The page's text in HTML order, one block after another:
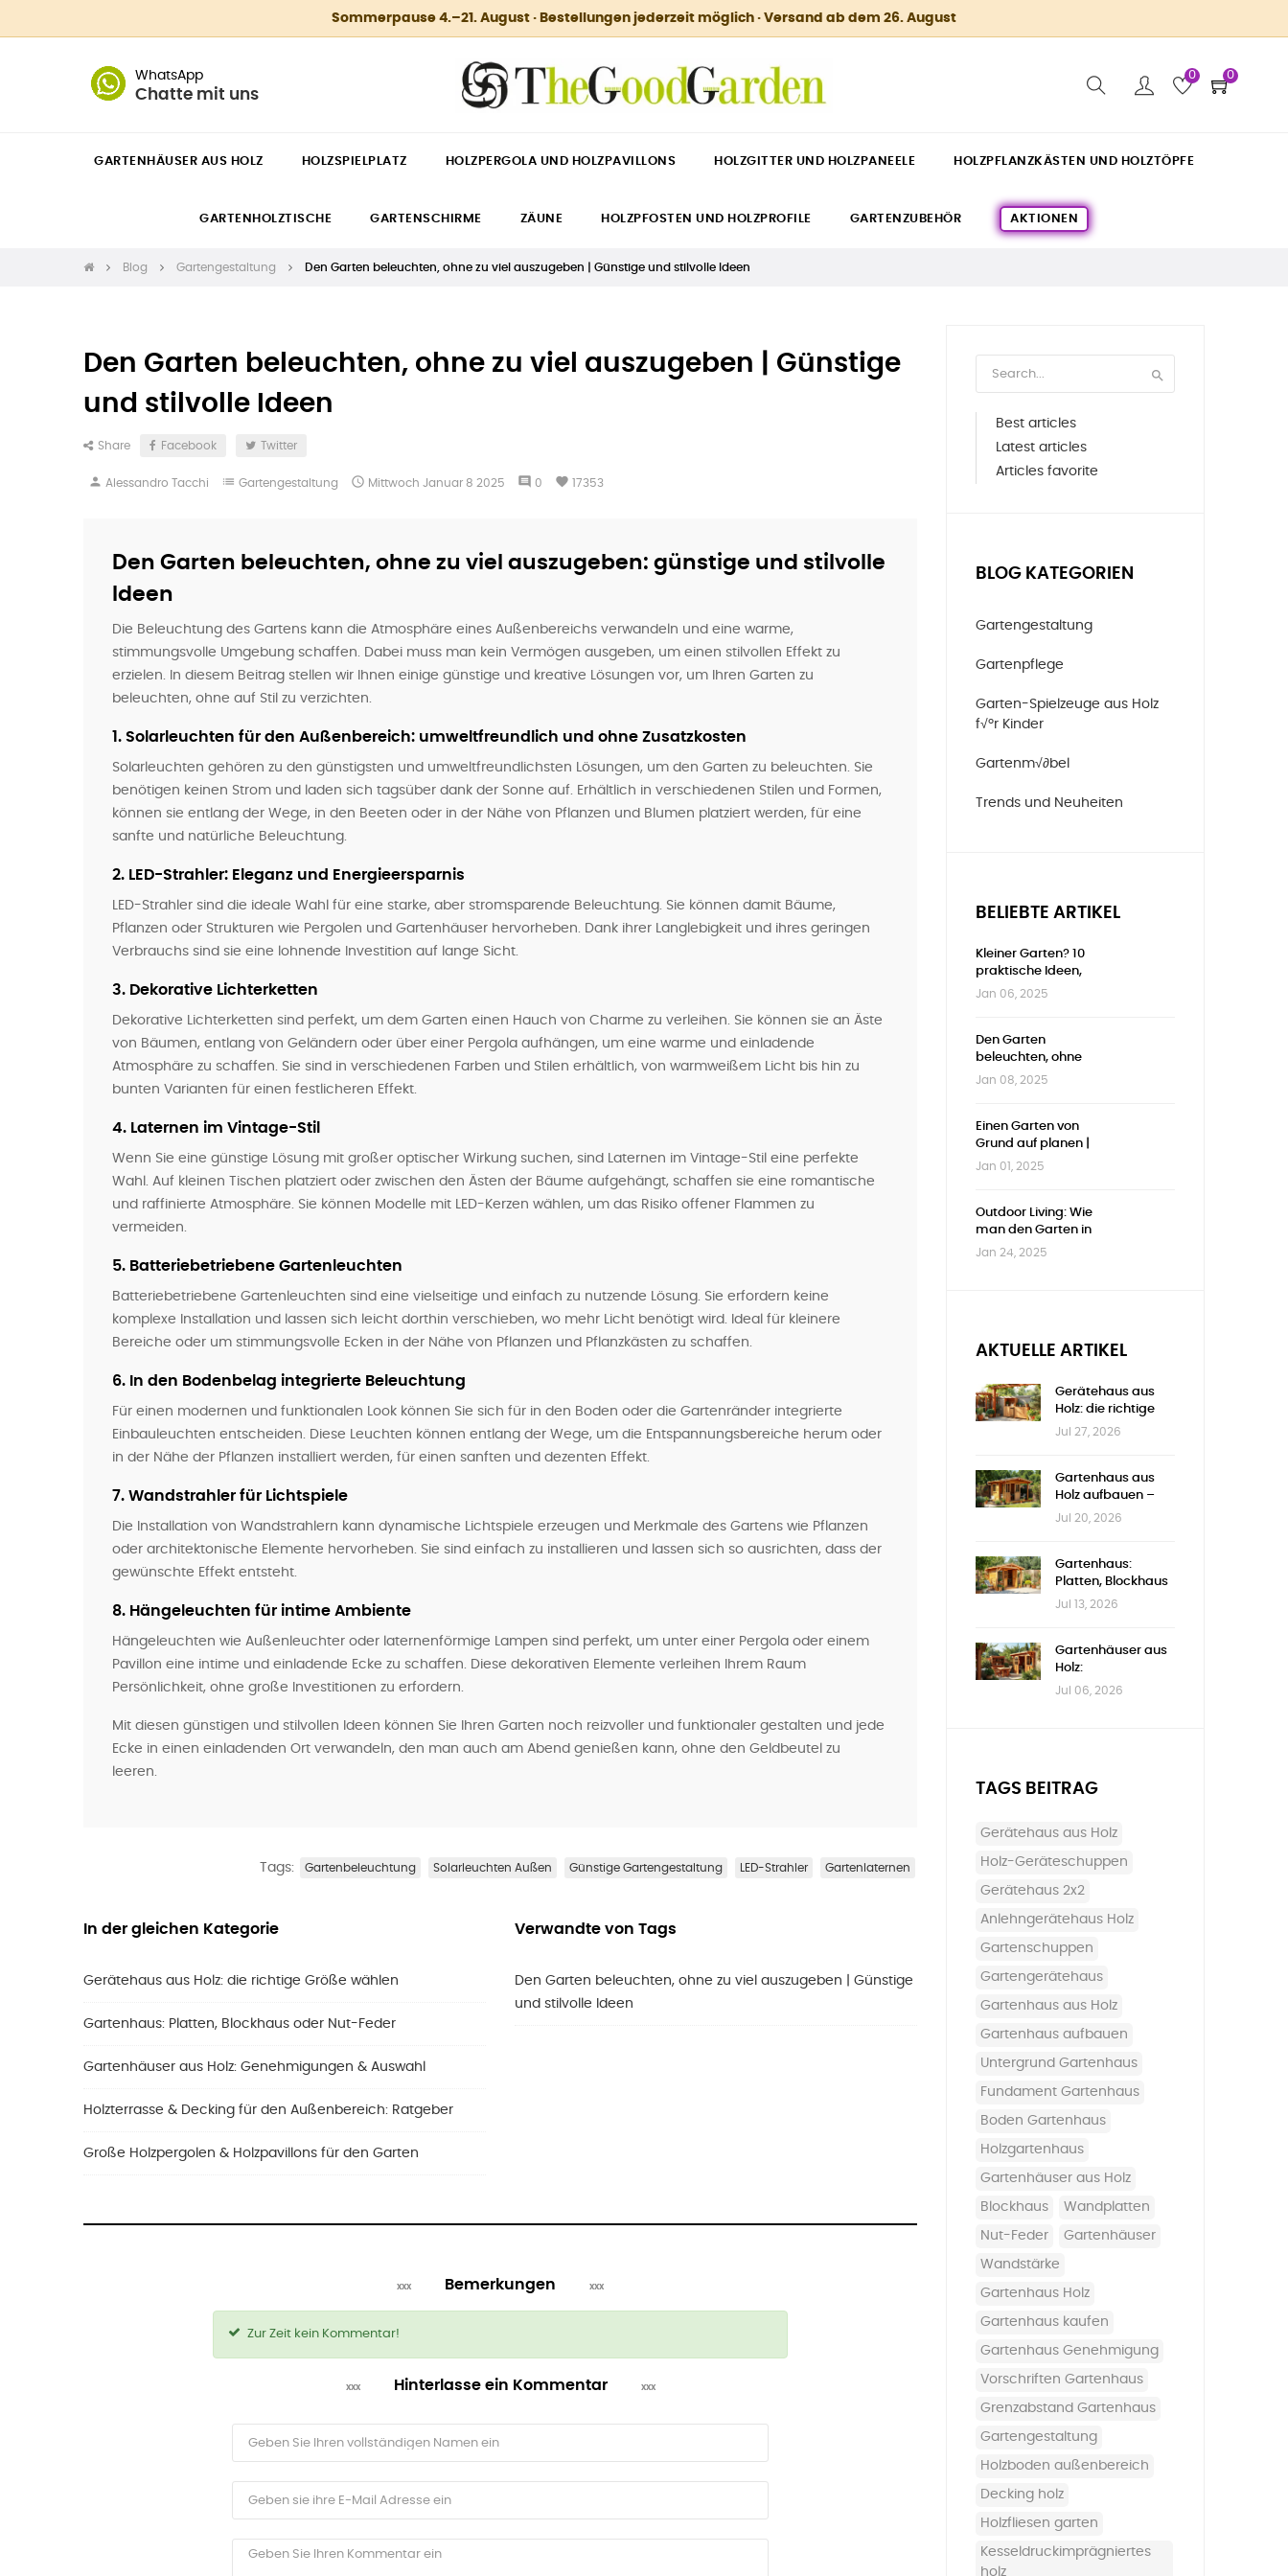
Sommerpause 4.–21. August · Bestellungen jederzeit möglich · Versand ab dem 26. August
WhatsApp
Chatte mit uns
0 0
GARTENHÄUSER AUS HOLZ HOLZSPIELPLATZ HOLZPERGOLA UND HOLZPAVILLONS HOLZGITTER UND HOLZPANEELE HOLZPFLANZKÄSTEN UND HOLZTÖPFE
GARTENHOLZTISCHE GARTENSCHIRME ZÄUNE HOLZPFOSTEN UND HOLZPROFILE GARTENZUBEHÖR AKTIONEN
Blog Gartengestaltung Den Garten beleuchten, ohne zu viel auszugeben | Günstige und stilvolle Ideen
Den Garten beleuchten, ohne zu viel auszugeben | Günstige
und stilvolle Ideen
Share Facebook Twitter
person Alessandro Tacchi list Gartengestaltung  Mittwoch Januar 8 2025 comment 0 favorite 17353
Den Garten beleuchten, ohne zu viel auszugeben: günstige und stilvolle
Ideen
Die Beleuchtung des Gartens kann die Atmosphäre eines Außenbereichs verwandeln und eine warme,
stimmungsvolle Umgebung schaffen. Dabei muss man kein Vermögen ausgeben, um einen stilvollen Effekt zu
erzielen. In diesem Beitrag stellen wir Ihnen einige günstige und kreative Lösungen vor, um Ihren Garten zu
beleuchten, ohne auf Stil zu verzichten.
1. Solarleuchten für den Außenbereich: umweltfreundlich und ohne Zusatzkosten
Solarleuchten gehören zu den günstigsten und umweltfreundlichsten Lösungen, um den Garten zu beleuchten. Sie
benötigen keinen Strom und laden sich tagsüber dank der Sonne auf. Erhältlich in verschiedenen Stilen und Formen,
können sie entlang der Wege, in den Beeten oder in der Nähe von Pflanzen und Blumen platziert werden, für eine
sanfte und natürliche Beleuchtung.
2. LED-Strahler: Eleganz und Energieersparnis
LED-Strahler sind die ideale Wahl für eine starke, aber stromsparende Beleuchtung. Sie können damit Bäume,
Pflanzen oder Strukturen wie Pergolen und Gartenhäuser hervorheben. Dank ihrer Langlebigkeit und ihres geringen
Verbrauchs sind sie eine lohnende Investition auf lange Sicht.
3. Dekorative Lichterketten
Dekorative Lichterketten sind perfekt, um dem Garten einen Hauch von Charme zu verleihen. Sie können sie an Äste
von Bäumen, entlang von Geländern oder über einer Pergola aufhängen, um eine warme und einladende
Atmosphäre zu schaffen. Sie sind in verschiedenen Farben und Stilen erhältlich, von warmweißem Licht bis hin zu
bunten Varianten für einen festlicheren Effekt.
4. Laternen im Vintage-Stil
Wenn Sie eine günstige Lösung mit großer optischer Wirkung suchen, sind Laternen im Vintage-Stil eine perfekte
Wahl. Auf kleinen Tischen platziert oder zwischen den Ästen der Bäume aufgehängt, schaffen sie eine romantische
und raffinierte Atmosphäre. Sie können Modelle mit LED-Kerzen wählen, um das Risiko offener Flammen zu
vermeiden.
5. Batteriebetriebene Gartenleuchten
Batteriebetriebene Gartenleuchten sind eine vielseitige und einfach zu nutzende Lösung. Sie erfordern keine
komplexe Installation und lassen sich leicht dorthin verschieben, wo mehr Licht benötigt wird. Ideal für kleinere
Bereiche oder um stimmungsvolle Ecken in der Nähe von Pflanzen und Pflanzkästen zu schaffen.
6. In den Bodenbelag integrierte Beleuchtung
Für einen modernen und funktionalen Look können Sie sich für in den Boden oder die Gartenränder integrierte
Einbauleuchten entscheiden. Diese Leuchten können entlang der Wege, um die Entspannungsbereiche herum oder
in der Nähe der Pflanzen installiert werden, für einen sanften und dezenten Effekt.
7. Wandstrahler für Lichtspiele
Die Installation von Wandstrahlern kann dynamische Lichtspiele erzeugen und Merkmale des Gartens wie Pflanzen
oder architektonische Elemente hervorheben. Sie sind einfach zu installieren und lassen sich so ausrichten, dass der
gewünschte Effekt entsteht.
8. Hängeleuchten für intime Ambiente
Hängeleuchten wie Außenleuchter oder laternenförmige Lampen sind perfekt, um unter einer Pergola oder einem
Pavillon eine intime und einladende Ecke zu schaffen. Diese dekorativen Elemente verleihen Ihrem Raum
Persönlichkeit, ohne große Investitionen zu erfordern.
Mit diesen günstigen und stilvollen Ideen können Sie Ihren Garten noch reizvoller und funktionaler gestalten und jede
Ecke in einen einladenden Ort verwandeln, den man auch am Abend genießen kann, ohne den Geldbeutel zu
leeren.
Tags: Gartenbeleuchtung Solarleuchten Außen Günstige Gartengestaltung LED-Strahler Gartenlaternen
In der gleichen Kategorie
Gerätehaus aus Holz: die richtige Größe wählen
Gartenhaus: Platten, Blockhaus oder Nut-Feder
Gartenhäuser aus Holz: Genehmigungen & Auswahl
Holzterrasse & Decking für den Außenbereich: Ratgeber
Große Holzpergolen & Holzpavillons für den Garten
Verwandte von Tags
Den Garten beleuchten, ohne zu viel auszugeben | Günstige
und stilvolle Ideen
Bemerkungen
Zur Zeit kein Kommentar!
Hinterlasse ein Kommentar

Best articles
Latest articles
Articles favorite
BLOG KATEGORIEN
Gartengestaltung
Gartenpflege
Garten-Spielzeuge aus Holz
f√ºr Kinder
Gartenm√∂bel
Trends und Neuheiten
BELIEBTE ARTIKEL
Kleiner Garten? 10
praktische Ideen,
um jeden
Jan 06, 2025
Den Garten
beleuchten, ohne
zu viel auszugeben
Jan 08, 2025
Einen Garten von
Grund auf planen |
Vollständiger
Jan 01, 2025
Outdoor Living: Wie
man den Garten in
ein echtes
Jan 24, 2025
AKTUELLE ARTIKEL
Gerätehaus aus
Holz: die richtige
Größe wählen
Jul 27, 2026
Gartenhaus aus
Holz aufbauen –
Schritt für Schritt
Jul 20, 2026
Gartenhaus:
Platten, Blockhaus
oder Nut-Feder
Jul 13, 2026
Gartenhäuser aus
Holz:
Genehmigungen &
Jul 06, 2026
TAGS BEITRAG
Gerätehaus aus Holz
Holz-Geräteschuppen
Gerätehaus 2x2
Anlehngerätehaus Holz
Gartenschuppen
Gartengerätehaus
Gartenhaus aus Holz
Gartenhaus aufbauen
Untergrund Gartenhaus
Fundament Gartenhaus
Boden Gartenhaus
Holzgartenhaus
Gartenhäuser aus Holz
Blockhaus Wandplatten
Nut-Feder Gartenhäuser
Wandstärke
Gartenhaus Holz
Gartenhaus kaufen
Gartenhaus Genehmigung
Vorschriften Gartenhaus
Grenzabstand Gartenhaus
Gartengestaltung
holzboden außenbereich
decking holz
holzfliesen garten
kesseldruckimprägniertes
holz